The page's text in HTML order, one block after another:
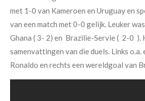
met 1-0 van Kameroen en Uruguay en
van een match met 0-0 gelijk. Leuker
Ghana ( 3- 2) en Brazilie-Servie ( 2-0 ).
samenvattingen van die duels. Links o.a.
Ronaldo en rechts een wereldgoal van